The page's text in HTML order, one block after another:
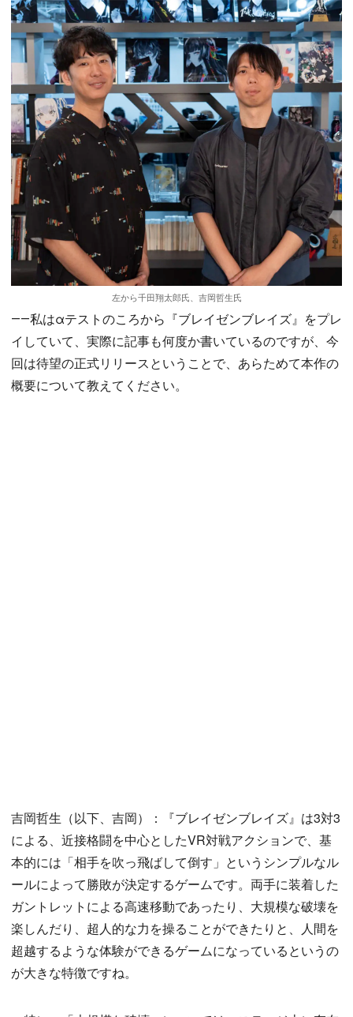
左から千田翔太郎氏、吉岡哲生氏
――私はαテストのころから『ブレイゼンブレイズ』をプレ
イしていて、実際に記事も何度か書いているのですが、今
回は待望の正式リリースということで、あらためて本作の
概要について教えてください。
吉岡哲生（以下、吉岡）：『ブレイゼンブレイズ』は3対3
による、近接格闘を中心としたVR対戦アクションで、基
本的には「相手を吹っ飛ばして倒す」というシンプルなル
ールによって勝敗が決定するゲームです。両手に装着した
ガントレットによる高速移動であったり、大規模な破壊を
楽しんだり、超人的な力を操ることができたりと、人間を
超越するような体験ができるゲームになっているというの
が大きな特徴ですね。